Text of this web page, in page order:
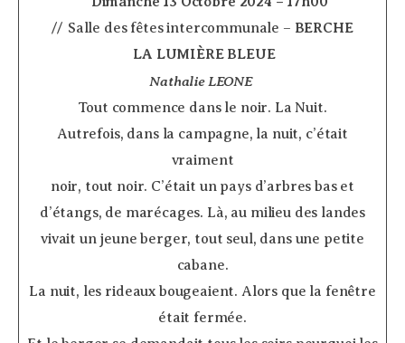
// Salle des fêtes intercommunale – BERCHE
LA LUMIÈRE BLEUE
Nathalie LEONE­
Tout commence dans le noir. La Nuit.
Autrefois, dans la campagne, la nuit, c’était
vraiment
noir, tout noir. C’était un pays d’arbres bas et
d’étangs, de marécages. Là, au milieu des landes
vivait un jeune berger, tout seul, dans une petite
cabane.
La nuit, les rideaux bougeaient. Alors que la fenêtre
était fermée.